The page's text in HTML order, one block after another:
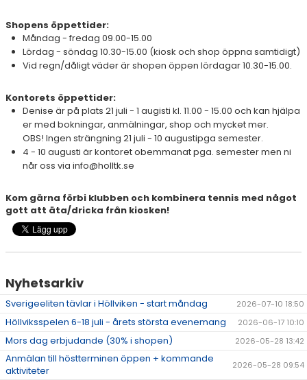
RACKET-STRÄNGNING
PADEL
SPONSORER & SAMARBETSPARTNERS
AKTUELLT/SOCIAL MEDIA
KONTAKT & OM OSS
TRYGG TENNIS
DOKUMENT
Shopens öppettider:
Måndag - fredag 09.00-15.00
Lördag - söndag 10.30-15.00 (kiosk och shop öppna samtidigt)
Vid regn/dåligt väder är shopen öppen lördagar 10.30-15.00.
Kontorets öppettider:
Denise är på plats 21 juli - 1 augisti kl. 11.00 - 15.00 och kan hjälpa
er med bokningar, anmälningar, shop och mycket mer.
OBS! Ingen strängning 21 juli - 10 augustipga semester.
4 - 10 augusti är kontoret obemmanat pga. semester men ni
når oss via info@holltk.se
Kom gärna förbi klubben och kombinera tennis med något
gott att äta/dricka från kiosken!
Nyhetsarkiv
Sverigeeliten tävlar i Höllviken - start måndag 2026-07-10 18:50
Höllviksspelen 6-18 juli - årets största evenemang 2026-06-17 10:10
Mors dag erbjudande (30% i shopen) 2026-05-28 13:42
Anmälan till höstterminen öppen + kommande
aktiviteter
2026-05-28 09:54